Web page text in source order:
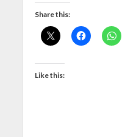
Share this:
Like this: